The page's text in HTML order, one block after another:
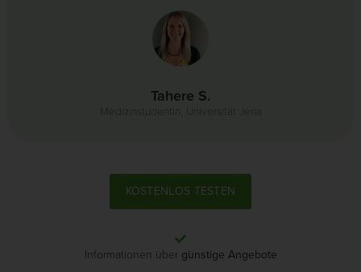
Tahere S.
Medizinstudentin, Universität Jena
KOSTENLOS TESTEN
Informationen über günstige Angebote